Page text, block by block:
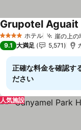
4 ホテルのランク
ホテル 崖の上の
Grupotel Aguait
9.1 大満足 5,571
正確な料金を確認す
ださい
人気施設